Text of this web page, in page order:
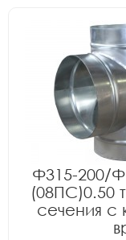
Ф315-200/
(08ПС)0.50
сечения с